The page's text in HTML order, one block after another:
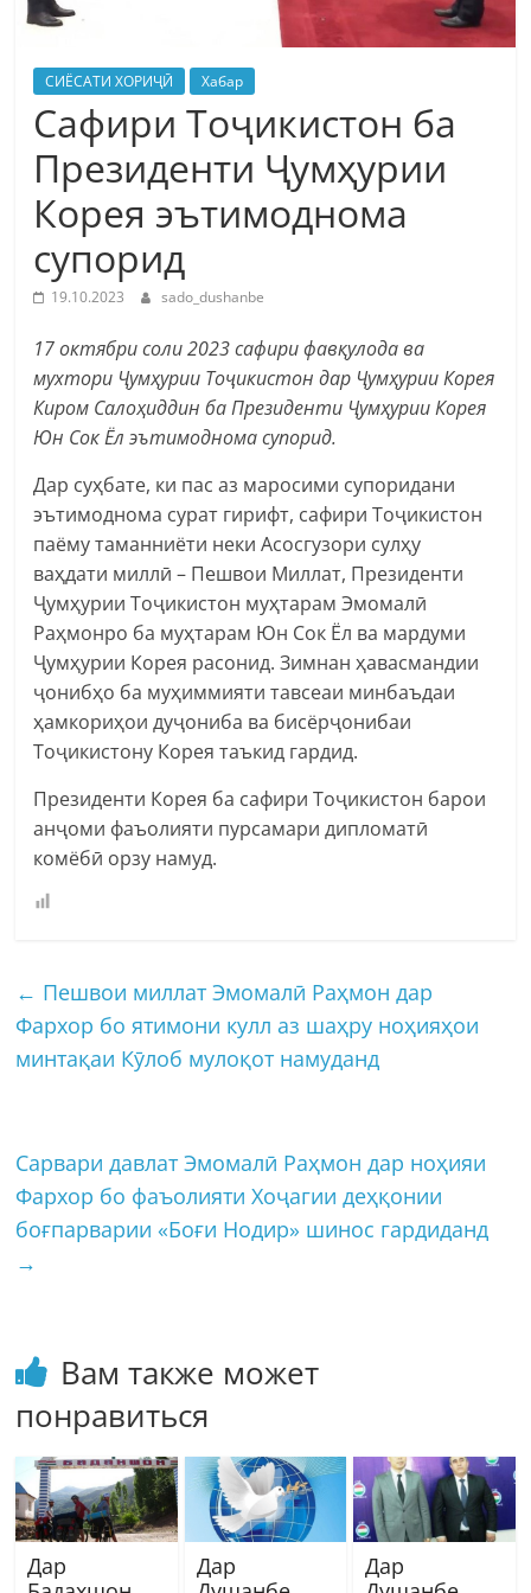
СИЁСАТИ ХОРИҶӢ Хабар
Сафири Тоҷикистон ба
Президенти Ҷумҳурии
Корея эътимоднома
супорид
19.10.2023 sado_dushanbe
17 октябри соли 2023 сафири фавқулода ва
мухтори Ҷумҳурии Тоҷикистон дар Ҷумҳурии Корея
Киром Салоҳиддин ба Президенти Ҷумҳурии Корея
Юн Сок Ёл эътимоднома супорид.
Дар суҳбате, ки пас аз маросими супоридани
эътимоднома сурат гирифт, сафири Тоҷикистон
паёму таманниёти неки Асосгузори сулҳу
ваҳдати миллӣ – Пешвои Миллат, Президенти
Ҷумҳурии Тоҷикистон муҳтарам Эмомалӣ
Раҳмонро ба муҳтарам Юн Сок Ёл ва мардуми
Ҷумҳурии Корея расонид. Зимнан ҳавасмандии
ҷонибҳо ба муҳиммияти тавсеаи минбаъдаи
ҳамкориҳои дуҷониба ва бисёрҷонибаи
Тоҷикистону Корея таъкид гардид.
Президенти Корея ба сафири Тоҷикистон барои
анҷоми фаъолияти пурсамари дипломатӣ
комёбӣ орзу намуд.
← Пешвои миллат Эмомалӣ Раҳмон дар
Фархор бо ятимони кулл аз шаҳру ноҳияҳои
минтақаи Кӯлоб мулоқот намуданд
Сарвари давлат Эмомалӣ Раҳмон дар ноҳияи
Фархор бо фаъолияти Хоҷагии деҳқонии
боғпарварии «Боғи Нодир» шинос гардиданд
→
Вам также может
понравиться
Дар
Дар
Дар